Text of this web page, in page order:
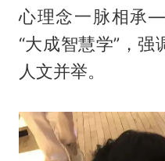
心理念一脉相承
“大成智慧学”，
人文并举。